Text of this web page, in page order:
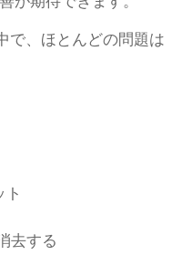
で、ほとんどの問題は
ト
去する